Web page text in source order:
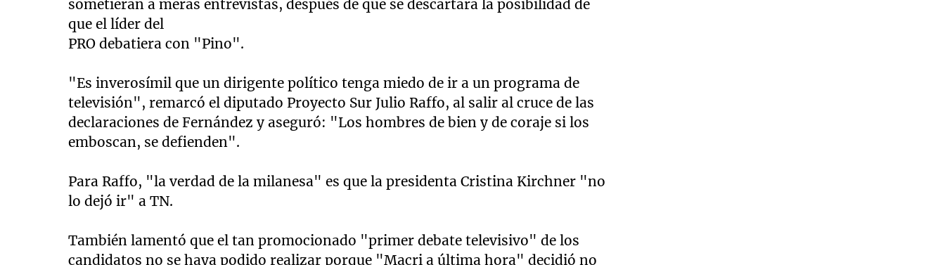
sometieran a meras entrevistas, después de que se descartara la posibilidad de
que el líder del
PRO debatiera con "Pino".
"Es inverosímil que un dirigente político tenga miedo de ir a un programa de
televisión", remarcó el diputado Proyecto Sur Julio Raffo, al salir al cruce de las
declaraciones de Fernández y aseguró: "Los hombres de bien y de coraje si los
emboscan, se defienden".
Para Raffo, "la verdad de la milanesa" es que la presidenta Cristina Kirchner "no
lo dejó ir" a TN.
También lamentó que el tan promocionado "primer debate televisivo" de los
candidatos no se haya podido realizar porque "Macri a última hora" decidió no